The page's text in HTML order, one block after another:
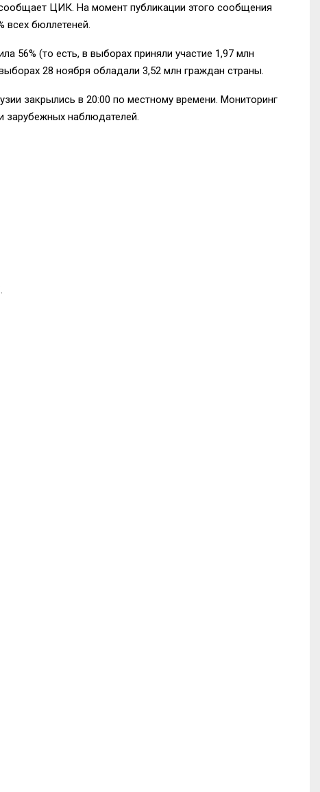
ЦИК. На момент публикации этого сообщения
всех бюллетеней.
56% (то есть, в выборах приняли участие 1,97 млн
28 ноября обладали 3,52 млн граждан страны.
закрылись в 20:00 по местному времени. Мониторинг
зарубежных наблюдателей.